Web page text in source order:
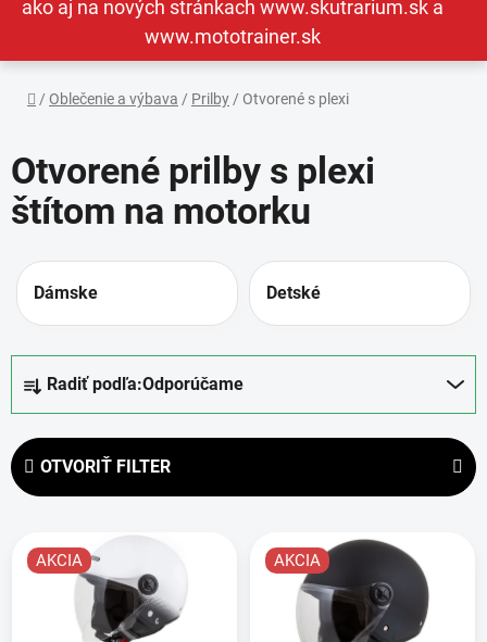
ako aj na nových stránkach www.skutrarium.sk a
www.mototrainer.sk
Domov
/ Oblečenie a výbava / Prilby / Otvorené s plexi
Otvorené prilby s plexi
štítom na motorku
Dámske Detské
e
n
Radiť podľa:Odporúčame
OTVORIŤ FILTER
AKCIA AKCIA